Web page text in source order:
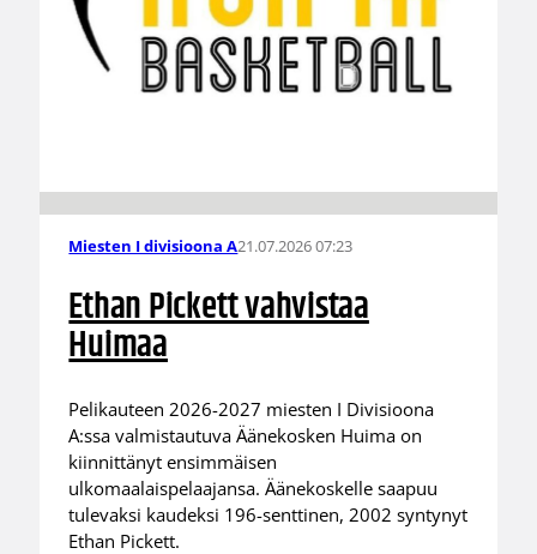
Miesten I divisioona A21.07.2026 07:23
Ethan Pickett vahvistaa
Huimaa
Pelikauteen 2026-2027 miesten I Divisioona
A:ssa valmistautuva Äänekosken Huima on
kiinnittänyt ensimmäisen
ulkomaalaispelaajansa. Äänekoskelle saapuu
tulevaksi kaudeksi 196-senttinen, 2002 syntynyt
Ethan Pickett.